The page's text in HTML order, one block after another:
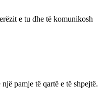
e tu dhe të komunikosh
pamje të qartë e të shpejtë.